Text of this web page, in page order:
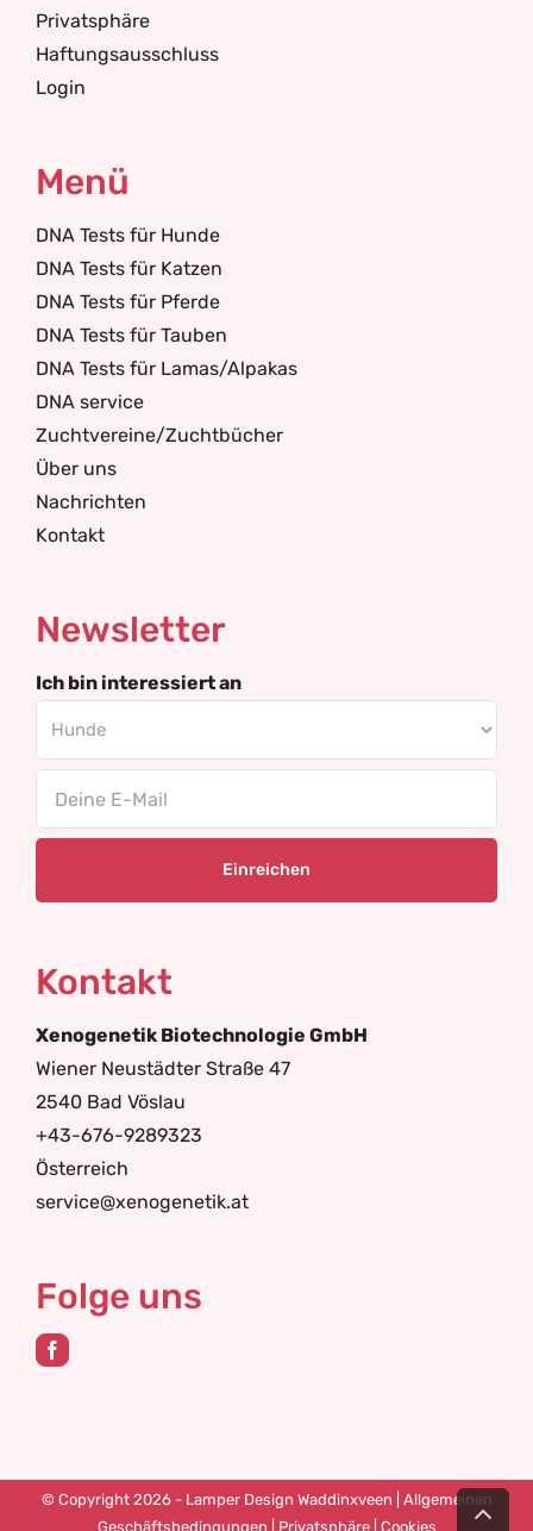
Privatsphäre
Haftungsausschluss
Login
Menü
DNA Tests für Hunde
DNA Tests für Katzen
DNA Tests für Pferde
DNA Tests für Tauben
DNA Tests für Lamas/Alpakas
DNA service
Zuchtvereine/Zuchtbücher
Über uns
Nachrichten
Kontakt
Newsletter
Ich bin interessiert an
Kontakt
Xenogenetik Biotechnologie GmbH
Wiener Neustädter Straße 47
2540 Bad Vöslau
+43-676-9289323
Österreich
service@xenogenetik.at
Folge uns
© Copyright 2026 - Lamper Design Waddinxveen | Allgemeinen
Geschäftsbedingungen
Privatsphäre| Cookies